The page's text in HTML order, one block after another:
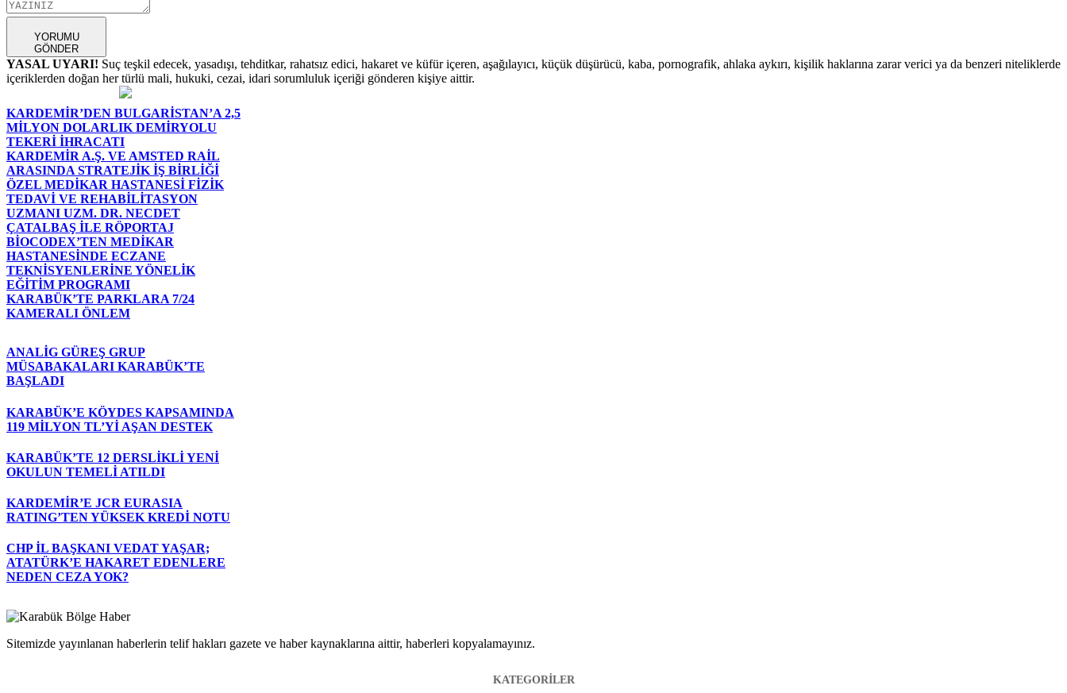
YORUMU
GÖNDER
YASAL UYARI! Suç teşkil edecek, yasadışı, tehditkar, rahatsız edici, hakaret ve küfür içeren, aşağılayıcı, küçük düşürücü, kaba, pornografik, ahlaka aykırı, kişilik haklarına zarar verici ya da benzeri niteliklerde
içeriklerden doğan her türlü mali, hukuki, cezai, idari sorumluluk içeriği gönderen kişiye aittir.
KARDEMİR’DEN BULGARİSTAN’A 2,5
MİLYON DOLARLIK DEMİRYOLU
TEKERİ İHRACATI
KARDEMİR A.Ş. VE AMSTED RAİL
ARASINDA STRATEJİK İŞ BİRLİĞİ
ÖZEL MEDİKAR HASTANESİ FİZİK
TEDAVİ VE REHABİLİTASYON
UZMANI UZM. DR. NECDET
ÇATALBAŞ İLE RÖPORTAJ
BİOCODEX’TEN MEDİKAR
HASTANESİNDE ECZANE
TEKNİSYENLERİNE YÖNELİK
EĞİTİM PROGRAMI
KARABÜK’TE PARKLARA 7/24
KAMERALI ÖNLEM
ANALİG GÜREŞ GRUP
MÜSABAKALARI KARABÜK’TE
BAŞLADI
KARABÜK’E KÖYDES KAPSAMINDA
119 MİLYON TL’Yİ AŞAN DESTEK
KARABÜK’TE 12 DERSLİKLİ YENİ
OKULUN TEMELİ ATILDI
KARDEMİR’E JCR EURASIA
RATING’TEN YÜKSEK KREDİ NOTU
CHP İL BAŞKANI VEDAT YAŞAR;
ATATÜRK’E HAKARET EDENLERE
NEDEN CEZA YOK?
Sitemizde yayınlanan haberlerin telif hakları gazete ve haber kaynaklarına aittir, haberleri kopyalamayınız.
KATEGORİLER